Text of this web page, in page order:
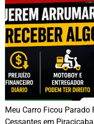
Meu Carro Ficou Parado
Cessantes em